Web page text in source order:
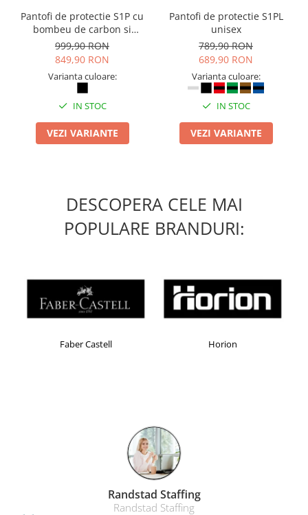
Pantofi de protectie S1P cu
bombeu de carbon si
inchidere BOAÂ® Fit
999,90 RON
849,90 RON
Varianta culoare:
IN STOC
VEZI VARIANTE
Pantofi de protectie S1PL
unisex
789,90 RON
689,90 RON
Varianta culoare:
IN STOC
VEZI VARIANTE
DESCOPERA CELE MAI
POPULARE BRANDURI:
Faber Castell Horion
Randstad Staffing
Randstad Staffing